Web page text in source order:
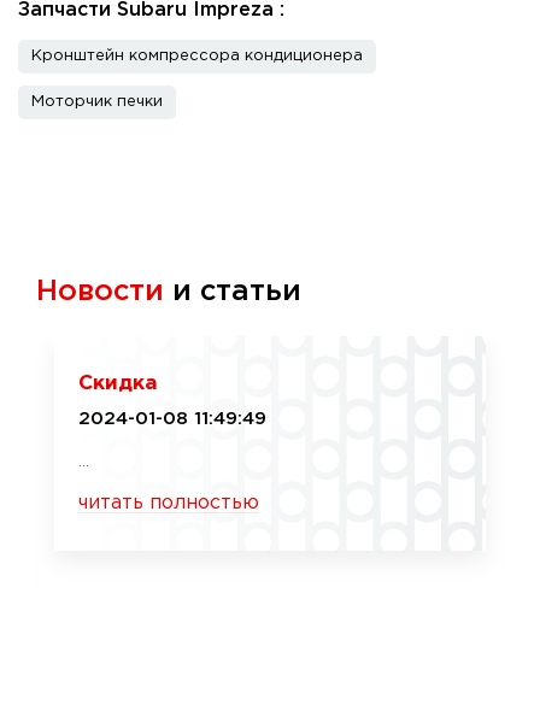
Запчасти Subaru Impreza :
Кронштейн компрессора кондиционера
Моторчик печки
Новости и статьи
Скидка
2024-01-08 11:49:49
читать полностью